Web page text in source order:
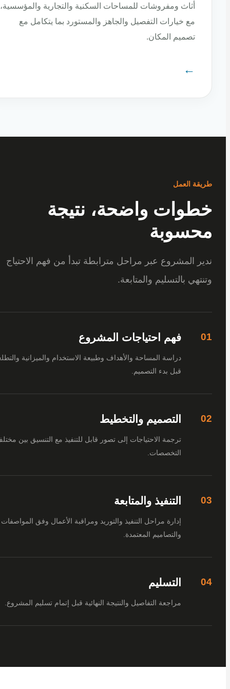
أثاث ومفروشات للمساحات السكنية والتجارية والمؤسسية،
مع خيارات التفصيل والجاهز والمستورد بما يتكامل مع
تصميم المكان.
العمل
واضحة، نتيجة
المشروع عبر مراحل مترابطة تبدأ من فهم الاحتياج
بالتسليم والمتابعة.
فهم احتياجات المشروع
دراسة المساحة والأهداف وطبيعة الاستخدام والميزانية والتطلعات
قبل بدء التصميم.
التصميم والتخطيط
ترجمة الاحتياجات إلى تصور قابل للتنفيذ مع التنسيق بين مختلف
التخصصات.
التنفيذ والمتابعة
إدارة مراحل التنفيذ والتوريد ومراقبة الأعمال وفق المواصفات
والتصاميم المعتمدة.
التسليم
مراجعة التفاصيل والنتيجة النهائية قبل إتمام تسليم المشروع.